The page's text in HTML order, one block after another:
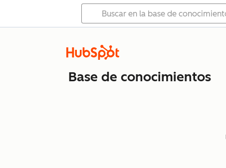
Base de conocimientos